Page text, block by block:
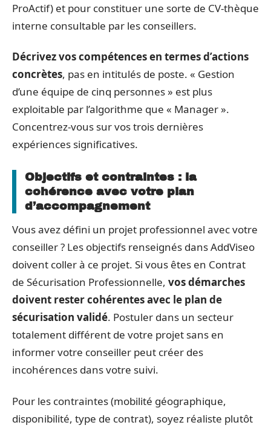
ProActif) et pour constituer une sorte de CV-thèque
interne consultable par les conseillers.
Décrivez vos compétences en termes d’actions
concrètes, pas en intitulés de poste. « Gestion
d’une équipe de cinq personnes » est plus
exploitable par l’algorithme que « Manager ».
Concentrez-vous sur vos trois dernières
expériences significatives.
Objectifs et contraintes : la
cohérence avec votre plan
d’accompagnement
Vous avez défini un projet professionnel avec votre
conseiller ? Les objectifs renseignés dans AddViseo
doivent coller à ce projet. Si vous êtes en Contrat
de Sécurisation Professionnelle, vos démarches
doivent rester cohérentes avec le plan de
sécurisation validé. Postuler dans un secteur
totalement différent de votre projet sans en
informer votre conseiller peut créer des
incohérences dans votre suivi.
Pour les contraintes (mobilité géographique,
disponibilité, type de contrat), soyez réaliste plutôt